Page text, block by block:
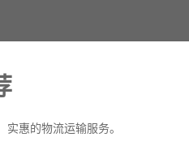
惠的物流运输服务。